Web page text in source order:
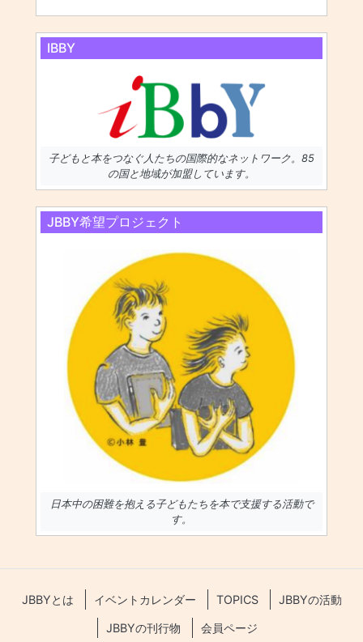
IBBY
子どもと本をつなぐ人たちの国際的なネットワーク。85
の国と地域が加盟しています。
JBBY希望プロジェクト
日本中の困難を抱える子どもたちを本で支援する活動で
す。
JBBYとは イベントカレンダー TOPICS JBBYの活動
JBBYの刊行物 会員ページ